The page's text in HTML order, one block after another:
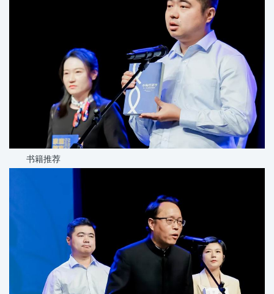
书籍推荐